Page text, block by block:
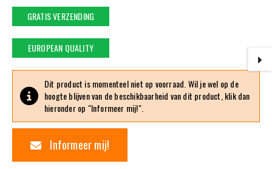
GRATIS VERZENDING
EUROPEAN QUALITY
Dit product is momenteel niet op voorraad. Wil je wel op de
hoogte blijven van de beschikbaarheid van dit product, klik dan
hieronder op "Informeer mij!".
Informeer mij!